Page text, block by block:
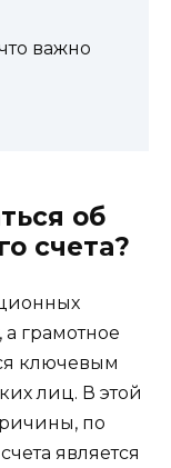
важно
об
счета?
а грамотное
ключевым
лиц. В этой
по
является